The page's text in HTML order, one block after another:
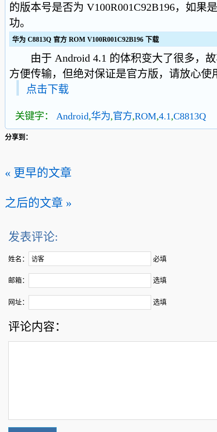
的版本号是否为 V100R001C92B196，如果
功。
华为 C8813Q 官方 ROM V100R001C92B196 下载
由于 Android 4.1 的体积变大了很多，故
方便传输，但绝对保证是官方版，请放心使
点击下载
关键字： Android,华为,官方,ROM,4.1,C8813Q
分享到：
« 更早的文章
之后的文章 »
发表评论:
姓名： 必填
邮箱： 选填
网址： 选填
评论内容：